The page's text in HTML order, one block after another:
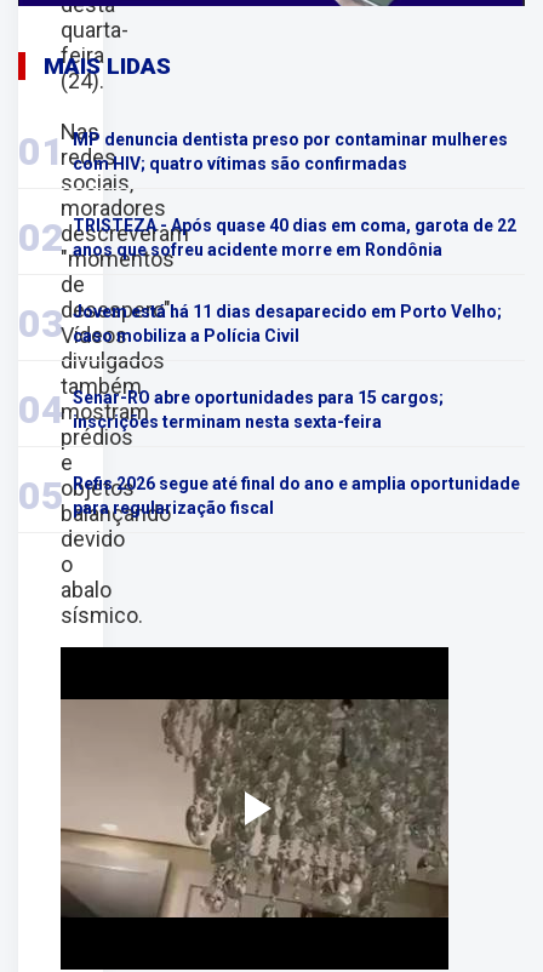
quarta-
feira
(24).
Nas
redes
sociais,
moradores
descreveram
"momentos
de
desespero".
Vídeos
divulgados
também
mostram
prédios
e
objetos
balançando
devido
o
abalo
sísmico.
MAIS LIDAS
01 MP denuncia dentista preso por contaminar mulheres
com HIV; quatro vítimas são confirmadas
02 TRISTEZA - Após quase 40 dias em coma, garota de 22
anos que sofreu acidente morre em Rondônia
03 Jovem está há 11 dias desaparecido em Porto Velho;
caso mobiliza a Polícia Civil
04 Senar-RO abre oportunidades para 15 cargos;
inscrições terminam nesta sexta-feira
05
Refis 2026 segue até final do ano e amplia oportunidade
para regularização fiscal